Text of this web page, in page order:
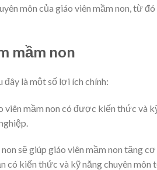
môn của giáo viên mầm non, từ đó
mầm non
đây là một số lợi ích chính:
viên mầm non có được kiến thức và
sẽ giúp giáo viên mầm non tăng cơ
có kiến thức và kỹ năng chuyên môn